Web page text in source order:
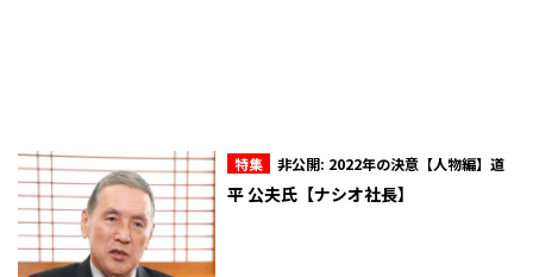
特集 非公開: 2022年の決意【人物編】道
平 公夫氏【ナシオ社長】